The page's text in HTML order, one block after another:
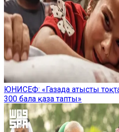
ЮНИСЕФ: «Газада атысты
300 бала қаза тапты»